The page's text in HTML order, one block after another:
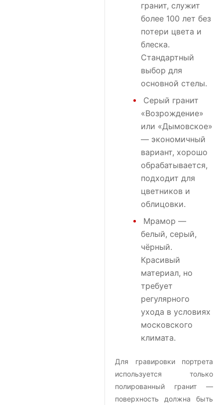
гранит, служит
более 100 лет без
потери цвета и
блеска.
Стандартный
выбор для
основной стелы.
Серый гранит
«Возрождение»
или «Дымовское»
— экономичный
вариант, хорошо
обрабатывается,
подходит для
цветников и
облицовки.
Мрамор —
белый, серый,
чёрный.
Красивый
материал, но
требует
регулярного
ухода в условиях
московского
климата.
Для гравировки портрета
используется только
полированный гранит —
поверхность должна быть